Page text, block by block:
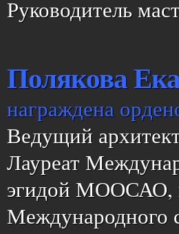
Руководитель
Полякова
награждена
Ведущий
Лауреат
эгидой МООСАО,
Международного